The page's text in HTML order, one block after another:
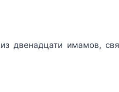
двенадцати имамов,